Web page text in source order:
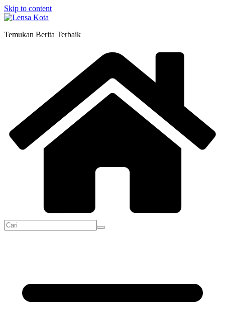
Skip to content
Temukan Berita Terbaik